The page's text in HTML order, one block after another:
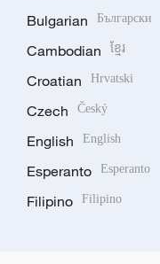
Bulgarian Български
Cambodian ខ្មែរ
Croatian Hrvatski
Czech Český
English English
Esperanto Esperanto
Filipino Filipino